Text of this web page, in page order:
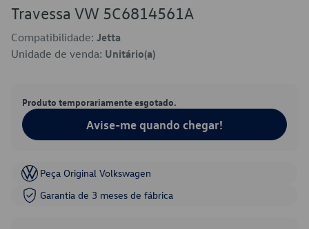
Travessa VW 5C6814561A
Compatibilidade: Jetta
Unidade de venda: Unitário(a)
Produto temporariamente esgotado.
Avise-me quando chegar!
Peça Original Volkswagen
Garantia de 3 meses de fábrica